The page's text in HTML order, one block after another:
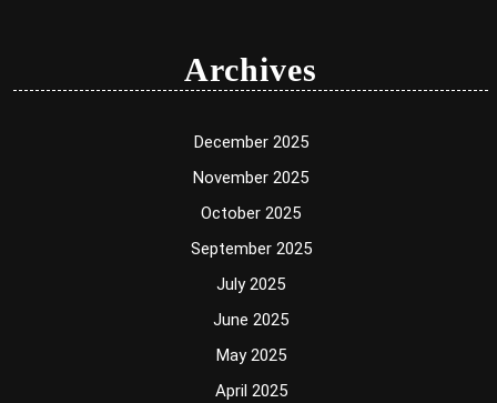
Archives
December 2025
November 2025
October 2025
September 2025
July 2025
June 2025
May 2025
April 2025